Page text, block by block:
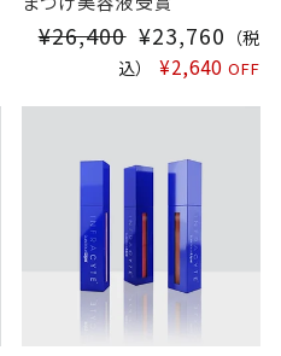
¥26,400 S
A
I
E
¥23,760 （税
込）
¥2,640 OFF